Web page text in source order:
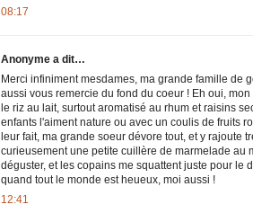
08:17
Anonyme a dit…
Merci infiniment mesdames, ma grande famille de
aussi vous remercie du fond du coeur ! Eh oui, mon
le riz au lait, surtout aromatisé au rhum et raisins
enfants l'aiment nature ou avec un coulis de fruits
leur fait, ma grande soeur dévore tout, et y rajoute
curieusement une petite cuillère de marmelade au
déguster, et les copains me squattent juste pour le
quand tout le monde est heueux, moi aussi !
12:41